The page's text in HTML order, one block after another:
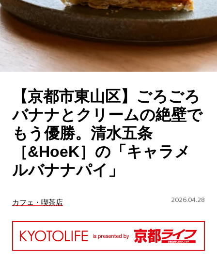
NEW OPEN
SERIES
CULTURE
ABOUT US
Instagram
チケットプレゼント応募
MAIN MENU
SERIES
【京都市東山区】ごろごろ
バナナとクリームの絶壁で
もう優勝。清水五条
［&HoeK］の「キャラメ
ルバナナパイ」
カフェ・喫茶店 2026.04.28